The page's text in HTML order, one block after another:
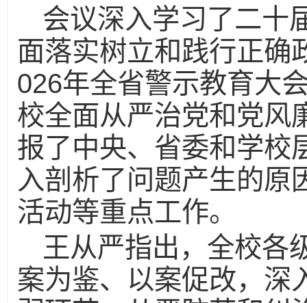
会议深入学习了二十
面落实树立和践行正确
026年全省警示教育大
校全面从严治党和党风
报了中央、省委和学校
入剖析了问题产生的原
活动等重点工作。
王从严指出，全校各
案为鉴、以案促改，深